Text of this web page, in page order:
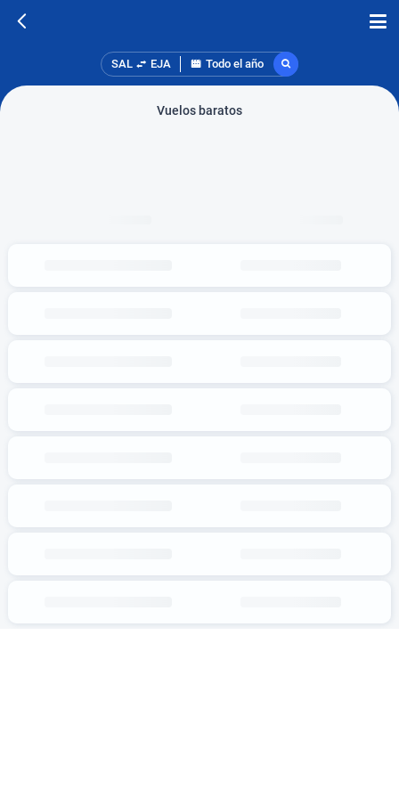
SAL EJA Todo el año
Vuelos baratos